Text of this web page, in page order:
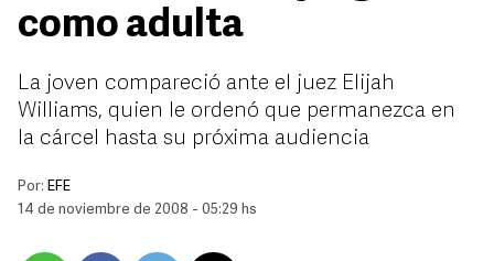
como adulta
La joven compareció ante el juez Elijah
Williams, quien le ordenó que permanezca en
la cárcel hasta su próxima audiencia
Por: EFE
14 de noviembre de 2008 - 05:29 hs